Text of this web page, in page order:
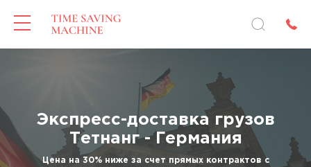
Экспресс-доставка грузов
Тетнанг - Германия
Цена на 30% ниже за счет прямых контрактов с